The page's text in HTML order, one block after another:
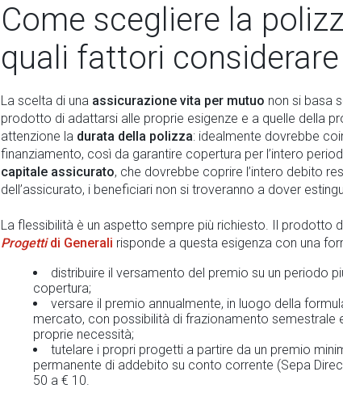
Come scegliere la
quali fattori considerare
La scelta di una assicurazione vita per mutuo non si basa
prodotto di adattarsi alle proprie esigenze e a quelle della
attenzione la durata della polizza: idealmente dovrebbe
finanziamento, così da garantire copertura per l’intero
capitale assicurato, che dovrebbe coprire l’intero debito
dell’assicurato, i beneficiari non si troveranno a dover
La flessibilità è un aspetto sempre più richiesto. Il prodotto
Progettidi Generali risponde a questa esigenza con una
distribuire il versamento del premio su un periodo
copertura;
versare il premio annualmente, in luogo della
mercato, con possibilità di frazionamento semestrale
proprie necessità;
tutelare i propri progetti a partire da un premio
permanente di addebito su conto corrente (Sepa
50 a € 10.